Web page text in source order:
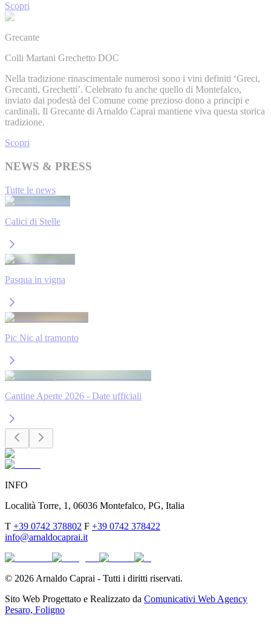
Scopri
Grecante
Colli Martani Grechetto DOC
Nella tradizione rinascimentale numerosi sono i vini definiti ‘Greci,
Grecanti, Grechetti’. Celebrato fu anche quello di Montefalco,
inviato dai podestà del Comune come prezioso dono a principi e
cardinali. Il Grecante di Arnaldo Caprai mantiene viva questa storica
tradizione.
Scopri
NEWS & PRESS
Tutte le news
Calici di Stelle
Pasqua in vigna
Pic Nic al tramonto
Cantine Aperte 2026 - Date ufficiali
INFO
Località Torre, 1, 06036 Montefalco, PG, Italia
T +39 0742 378802 F +39 0742 378422
info@arnaldocaprai.it
© 2026 Arnaldo Caprai - Tutti i diritti riservati.
Sito Web Progettato e Realizzato da Comunicativi Web Agency
Pesaro, Foligno